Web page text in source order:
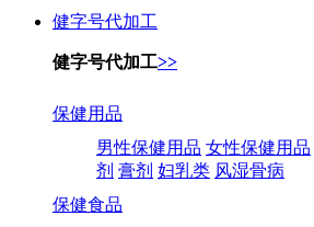
健字号代加工
健字号代加工>>
保健用品
男性保健用品 女性保健用品
剂 膏剂 妇乳类 风湿骨病
保健食品